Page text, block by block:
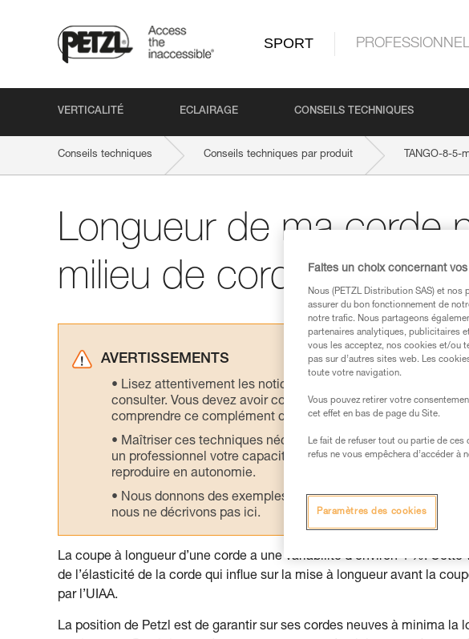
SPORT
VERTICALITÉ ECLAIRAGE CONSEILS TECHNIQUES
Conseils techniques Conseils techniques par produit TANGO-8-5-
Longueur de ma corde
milieu de corde
AVERTISSEMENTS
Lisez attentivement les notices techniques des produits
consulter. Vous devez avoir compris les informations de la
comprendre ce complément d’informations.
Maîtriser ces techniques nécessite une formation et un
un professionnel votre capacité à refaire la manipulation,
reproduire en autonomie.
Nous donnons des exemples de techniques liées à votre
nous ne décrivons pas ici.
La coupe à longueur d’une corde a une variabilité d’environ 4 %.
de l’élasticité de la corde qui influe sur la mise à longueur avant la
par l’UIAA.
La position de Petzl est de garantir sur ses cordes neuves à minima la
Faites un choix concernant
Nous (PETZL Distribution SAS) et
assurer du bon fonctionnement de
notre trafic. Nous partageons
partenaires analytiques, publicitaires
vous les acceptez, nos cookies et/ou
pas sur d’autres sites web. Les
toute votre navigation.
Vous pouvez retirer votre
cet effet en bas de page du Site.
Le fait de refuser tout ou partie de
refus ne vous empêchera d’accéder à
Paramètres des cookies